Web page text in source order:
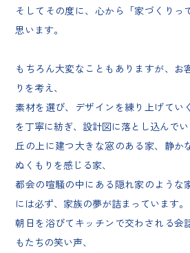
そしてその度に、心から「家づくりっ
思います。
もちろん大変なこともありますが、お
りを考え、
素材を選び、デザインを練り上げてい
を丁寧に紡ぎ、設計図に落とし込んでい
丘の上に建つ大きな窓のある家、静か
ぬくもりを感じる家、
都会の喧騒の中にある隠れ家のような
には必ず、家族の夢が詰まっています。
朝日を浴びてキッチンで交わされる会
もたちの笑い声、